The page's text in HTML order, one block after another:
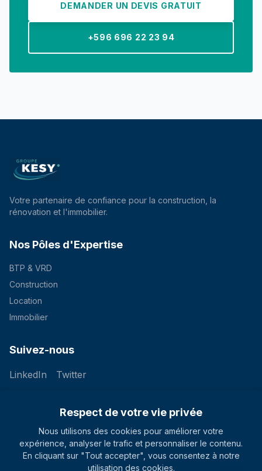
DEMANDER UN DEVIS GRATUIT
+596 696 22 23 94
Votre partenaire de confiance pour la construction, la
rénovation et l'immobilier.
Nos Pôles d'Expertise
BTP & VRD
Construction
Location
Immobilier
Suivez-nous
LinkedIn
LinkedIn Twitter
Twitter
© 2026 Groupe KESY. Tous droits réservés.
KESY Group est une dénomination commerciale exploitée par la
société KECLARD TRAVAUX PUBLICS (KTP).
Respect de votre vie privée
Nous utilisons des cookies pour améliorer votre
expérience, analyser le trafic et personnaliser le contenu.
En cliquant sur "Tout accepter", vous consentez à notre
utilisation des cookies.